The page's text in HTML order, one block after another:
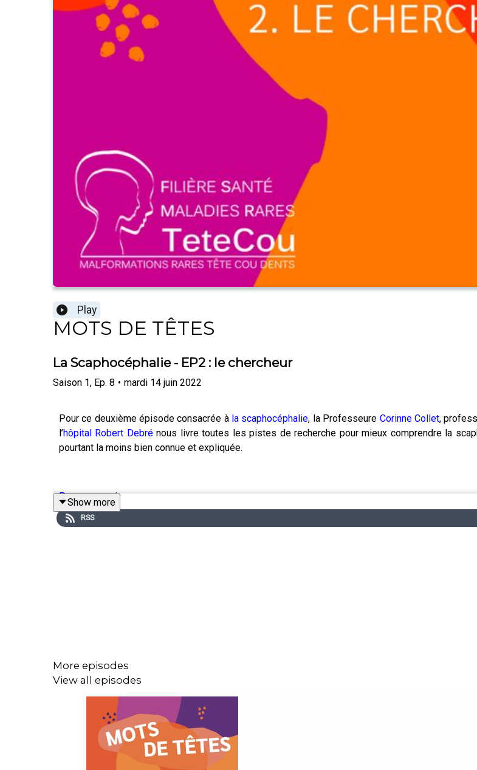
Play
MOTS DE TÊTES
La Scaphocéphalie - EP2 : le chercheur
Saison 1, Ep. 8 • mardi 14 juin 2022
Pour ce deuxième épisode consacrée à la scaphocéphalie, la Professeure Corinne Collet,
l’hôpital Robert Debrénous livre toutes les pistes de recherche pour mieux comprendre la
pourtant la moins bien connue et expliquée.
Pour en savoir +
Show more
RSS
More episodes
View all episodes